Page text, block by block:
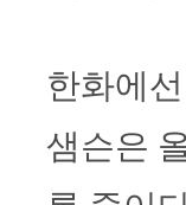
한화에
샘슨은